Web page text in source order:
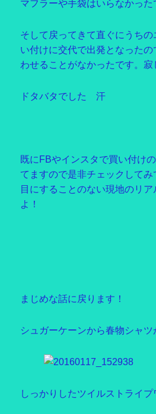
マフラーや手袋はいらなかった
そして戻ってきて直ぐにうち
い付けに交代で出発となった
わせることがなかったです。寂
ドタバタでした 汗
既にFBやインスタで買い付け
てますので是非チェックして
目にすることのない現地のリ
よ！
まじめな話に戻ります！
シュガーケーンから春物シャツ
しっかりしたツイルストライプ